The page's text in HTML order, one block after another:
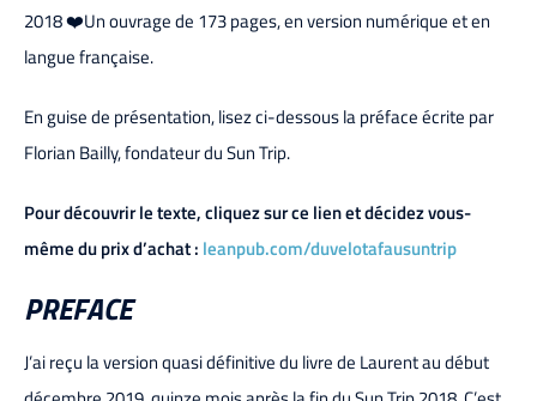
2018 ❤️Un ouvrage de 173 pages, en version numérique et en
langue française.
En guise de présentation, lisez ci-dessous la préface écrite par
Florian Bailly, fondateur du Sun Trip.
Pour découvrir le texte, cliquez sur ce lien et décidez vous-
même du prix d’achat : leanpub.com/duvelotafausuntrip
PREFACE
J’ai reçu la version quasi définitive du livre de Laurent au début